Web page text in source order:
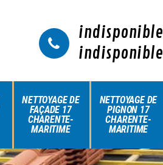
indisponible
indisponible
NETTOYAGE DE
FAÇADE 17
CHARENTE-
MARITIME
NETTOYAGE DE
PIGNON 17
CHARENTE-
MARITIME